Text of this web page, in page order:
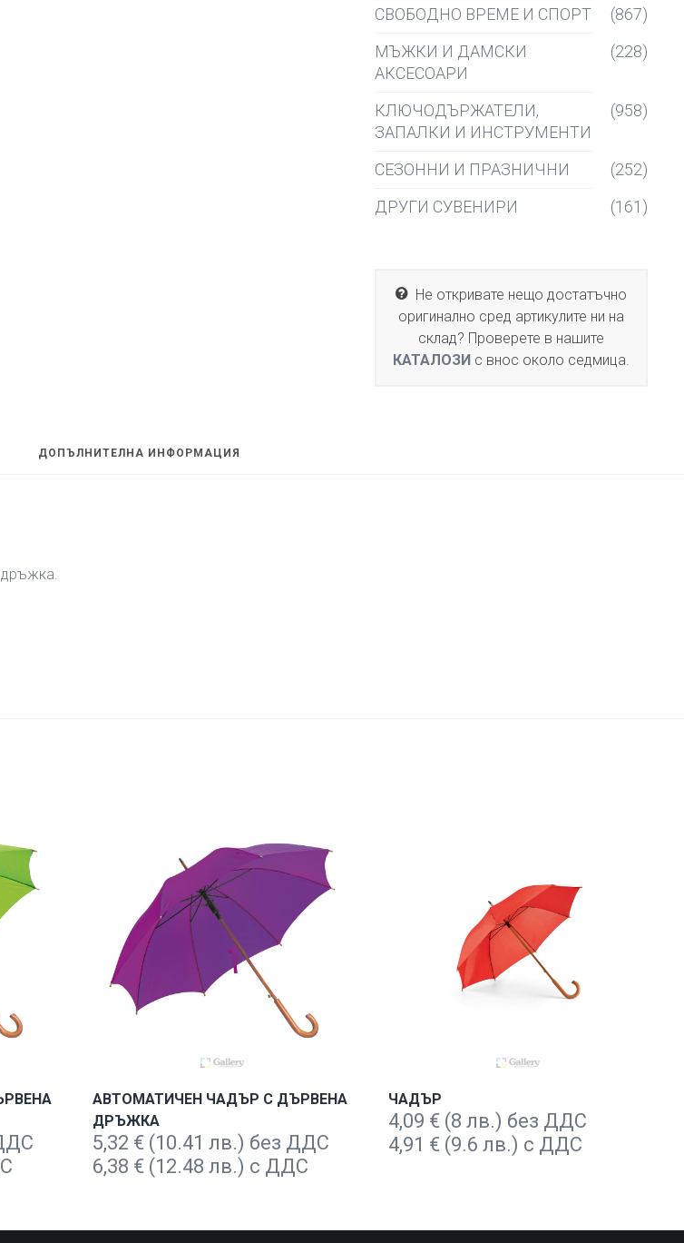
СВОБОДНО ВРЕМЕ И СПОРТ
(867)
МЪЖКИ И ДАМСКИ
АКСЕСОАРИ
(228)
КЛЮЧОДЪРЖАТЕЛИ,
ЗАПАЛКИ И ИНСТРУМЕНТИ
(958)
СЕЗОННИ И ПРАЗНИЧНИ
(252)
ДРУГИ СУВЕНИРИ
(161)
Не откривате нещо достатъчно
оригинално сред артикулите ни на
склад? Проверете в нашите
КАТАЛОЗИ с внос около седмица.
ДОПЪЛНИТЕЛНА ИНФОРМАЦИЯ
дръжка.
АВТОМАТИЧЕН ЧАДЪР С ДЪРВЕНА
ДРЪЖКА
5,32 € (10.41 лв.) без ДДС
6,38 € (12.48 лв.) с ДДС
ЧАДЪР
4,09 € (8 лв.) без ДДС
4,91 € (9.6 лв.) с ДДС